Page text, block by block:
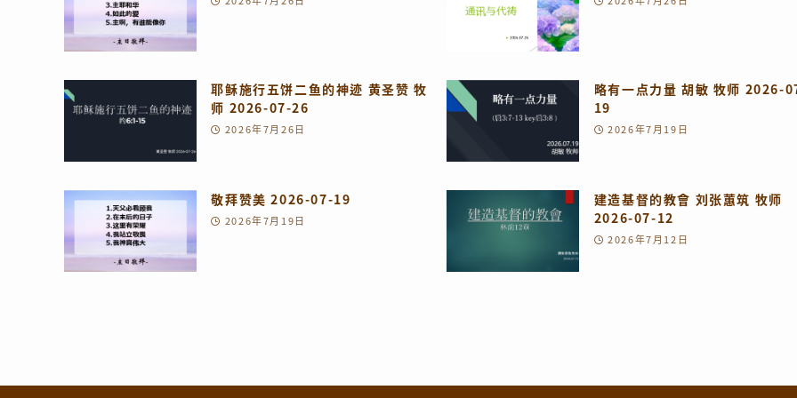
耶稣施行五饼二鱼的神迹 黄圣赞 牧
师 2026-07-26
2026年7月26日
略有一点力量 胡敏 牧师 2026-
19
2026年7月19日
敬拜赞美 2026-07-19
2026年7月19日
建造基督的教會 刘张蕙筑 牧师
2026-07-12
2026年7月12日